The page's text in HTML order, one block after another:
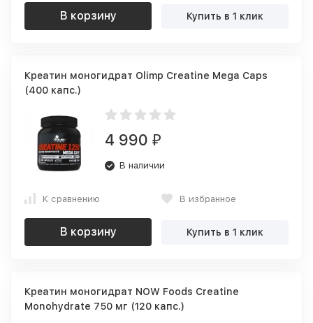
В корзину Купить в 1 клик
Креатин моногидрат Olimp Creatine Mega Caps
(400 капс.)
4 990 ₽
В наличии
К сравнению В избранное
В корзину Купить в 1 клик
Креатин моногидрат NOW Foods Creatine
Monohydrate 750 мг (120 капс.)